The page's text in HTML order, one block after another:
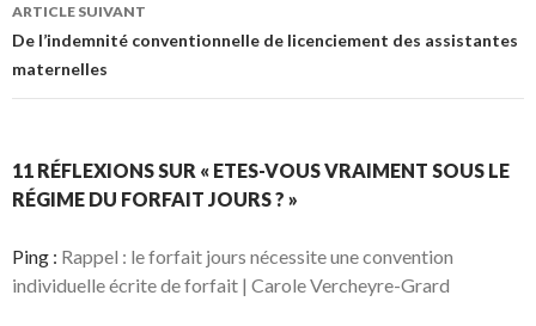
ARTICLE SUIVANT
De l’indemnité conventionnelle de licenciement des assistantes
maternelles
11 RÉFLEXIONS SUR « ETES-VOUS VRAIMENT SOUS LE
RÉGIME DU FORFAIT JOURS ? »
Ping : Rappel : le forfait jours nécessite une convention
individuelle écrite de forfait | Carole Vercheyre-Grard